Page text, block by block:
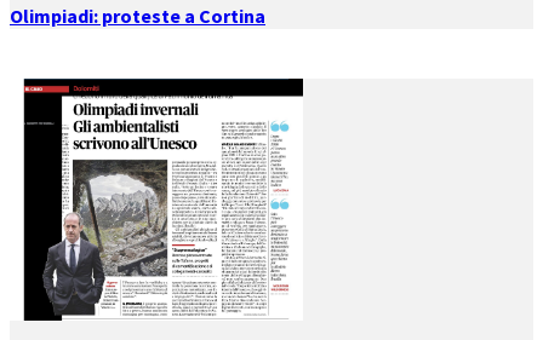
Olimpiadi: proteste a Cortina